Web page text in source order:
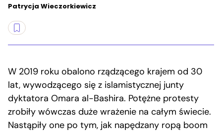
Patrycja Wieczorkiewicz
W 2019 roku obalono rządzącego krajem od 30
lat, wywodzącego się z islamistycznej junty
dyktatora Omara al-Bashira. Potężne protesty
zrobiły wówczas duże wrażenie na całym świecie.
Nastąpiły one po tym, jak napędzany ropą boom